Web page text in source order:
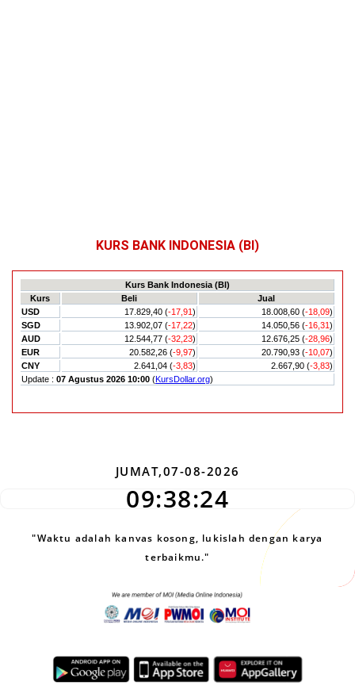
KURS BANK INDONESIA (BI)
JUMAT,07-08-2026
09:38:25
"Waktu adalah kanvas kosong, lukislah dengan karya
terbaikmu."